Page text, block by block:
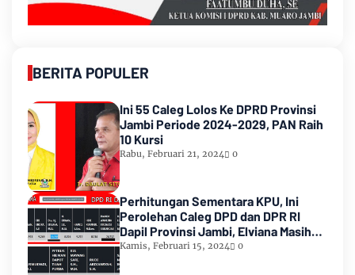
BERITA POPULER
Ini 55 Caleg Lolos Ke DPRD Provinsi
Jambi Periode 2024-2029, PAN Raih
10 Kursi
Rabu, Februari 21, 2024 0
Perhitungan Sementara KPU, Ini
Perolehan Caleg DPD dan DPR RI
Dapil Provinsi Jambi, Elviana Masih
Urutan Kedua Teratas
Kamis, Februari 15, 2024 0